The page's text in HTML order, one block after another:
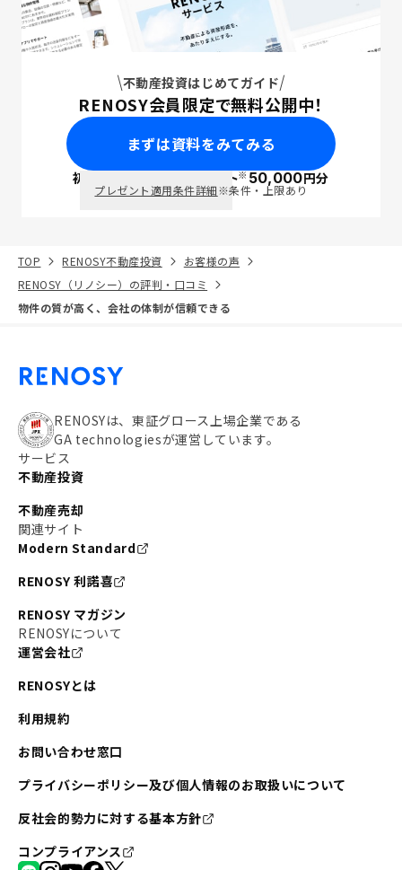
不動産投資はじめてガイド
RENOSY会員限定で無料公開中！
まずは資料をみてみる
初回面談で ポイント※50,000円分
プレゼント適用条件詳細※条件・上限あり
TOP RENOSY不動産投資
お客様の声
RENOSY（リノシー）の評判・口コミ
物件の質が高く、会社の体制が信頼できる
RENOSYは、東証グロース上場企業である
GA technologiesが運営しています。
サービス
不動産投資
不動産売却
関連サイト
Modern Standard
RENOSY 利諾喜
RENOSY マガジン
RENOSYについて
運営会社
RENOSYとは
利用規約
お問い合わせ窓口
プライバシーポリシー及び個人情報のお取扱いについて
反社会的勢力に対する基本方針
コンプライアンス